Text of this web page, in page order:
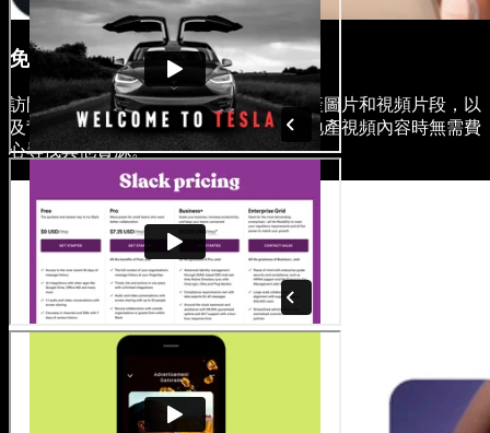
免版稅媒體庫
訪問豐富的素材庫，內含高品質的房地產圖片和視頻片段，以
及背景音樂，讓您在製作個人或商業房地產視頻內容時無需費
心尋找其他資源。